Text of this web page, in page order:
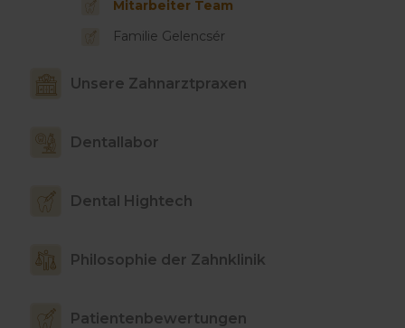
Mitarbeiter Team
Familie Gelencsér
Unsere Zahnarztpraxen
Dentallabor
Dental Hightech
Philosophie der Zahnklinik
Patientenbewertungen